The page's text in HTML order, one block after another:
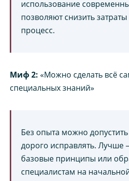
использование
позволяют снизить
процесс.
Миф 2: «Можно сделать всё
специальных знаний»
Без опыта можно
дорого исправлять. Лучше
базовые принципы или
специалистам на